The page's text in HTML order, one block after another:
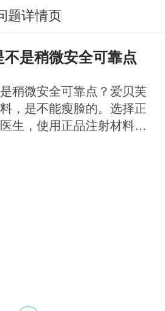
题详情页
是稍微安全可靠点
稍微安全可靠点？爱贝芙
，是不能瘦脸的。选择正
生，使用正品注射材料是
有一部分要取决于注射医